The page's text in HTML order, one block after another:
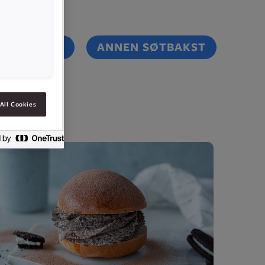
ANNEN SØTBAKST
Cookies